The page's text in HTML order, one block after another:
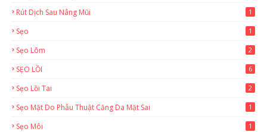
Rút Dịch Sau Nâng Mũi 1
Sẹo 1
Sẹo Lõm 2
SẸO LỒI 6
Sẹo Lồi Tai 2
Sẹo Mặt Do Phẫu Thuật Căng Da Mặt Sai 1
Sẹo Môi 1